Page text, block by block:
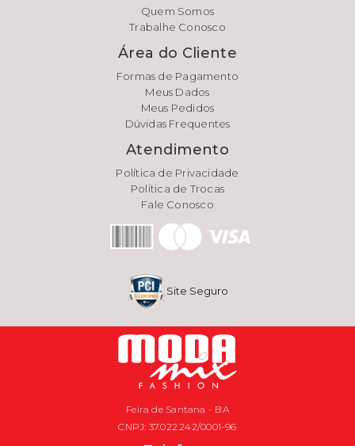
Quem Somos
Trabalhe Conosco
Área do Cliente
Formas de Pagamento
Meus Dados
Meus Pedidos
Dúvidas Frequentes
Atendimento
Política de Privacidade
Política de Trocas
Fale Conosco
Site Seguro
Feira de Santana - BA
CNPJ: 37.022.242/0001-96